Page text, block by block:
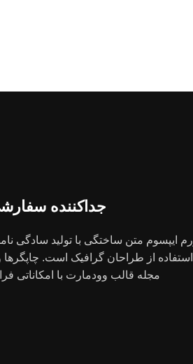
جداکننده
ایپسوم متن ساختگی با تولید سادگی
استفاده از طراحان گرافیک است. چاپگرها
مجله قالب وودمارت با امکاناتی